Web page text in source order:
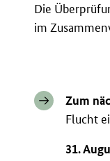
Die
im
Zum
Flucht
31.